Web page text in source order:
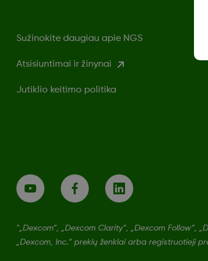
Sužinokite daugiau apie NGS
Atsisiuntimai ir žinynai
Jutiklio keitimo politika
"„Dexcom“, „Dexcom Clarity“, „Dexcom Follow“,
„Dexcom, Inc.“ prekių ženklai arba registruotieji